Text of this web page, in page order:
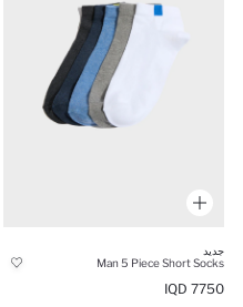
جديد
Man 5 Piece Short Socks
7750 IQD